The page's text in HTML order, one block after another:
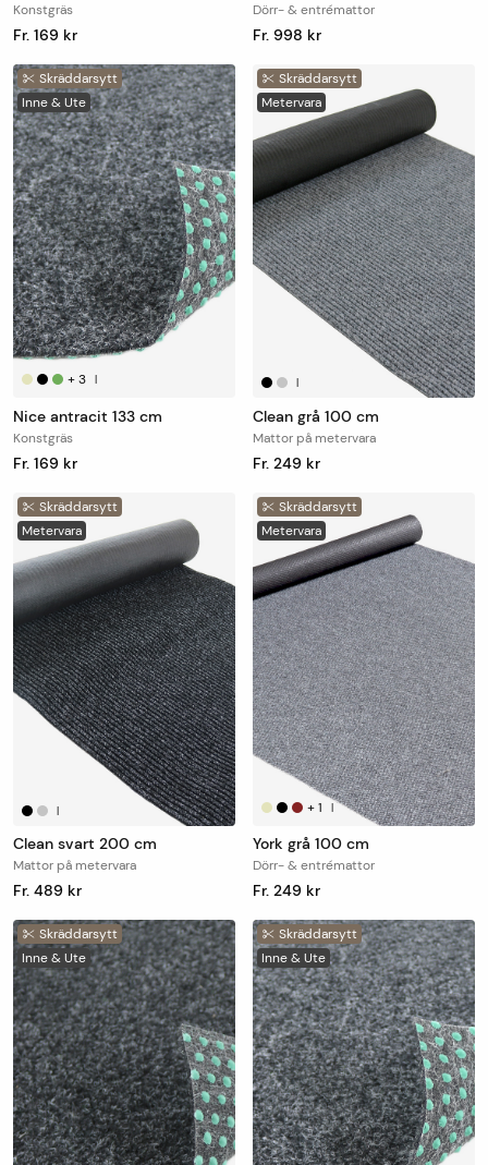
Konstgräs
Fr. 169 kr
Dörr- & entrémattor
Fr. 998 kr
Skräddarsytt
Inne & Ute
+3 |
Nice antracit 133 cm
Konstgräs
Fr. 169 kr
Skräddarsytt
Metervara
|
Clean grå 100 cm
Mattor på metervara
Fr. 249 kr
Skräddarsytt
Metervara
|
Clean svart 200 cm
Mattor på metervara
Fr. 489 kr
Skräddarsytt
Metervara
+1 |
York grå 100 cm
Dörr- & entrémattor
Fr. 249 kr
Skräddarsytt
Inne & Ute
Skräddarsytt
Inne & Ute